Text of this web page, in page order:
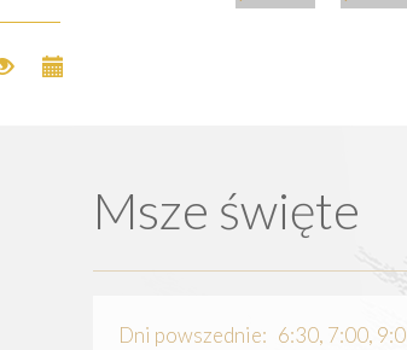
Msze święte
Dni powszednie: 6:30, 7:00,